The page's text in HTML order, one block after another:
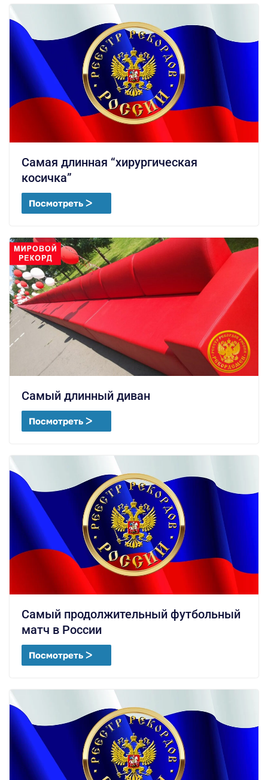
Самая длинная “хирургическая
косичка”
Посмотреть ᐳ
Самый длинный диван
Посмотреть ᐳ
Самый продолжительный футбольный
матч в России
Посмотреть ᐳ